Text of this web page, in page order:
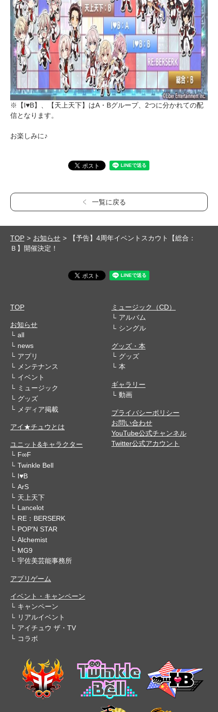
※【I♥B】、【天上天下】はA・Bグループ、2つに分かれての配
信となります。
お楽しみに♪
一覧に戻る
TOP お知らせ
【予告】4周年イベントスカウト【総合：
Ｂ】開催決定！
TOP
お知らせ
all
news
アプリ
メンテナンス
イベント
ミュージック
グッズ
メディア掲載
アイ★チュウとは
ユニット&キャラクター
F∞F
Twinkle Bell
I♥B
ArS
天上天下
Lancelot
RE：BERSERK
POP'N STAR
Alchemist
MG9
宇佐美芸能事務所
アプリゲーム
イベント・キャンペーン
キャンペーン
リアルイベント
アイチュウ ザ・TV
コラボ
ミュージック（CD）
アルバム
シングル
グッズ・本
グッズ
本
ギャラリー
動画
プライバシーポリシー
お問い合わせ
YouTube公式チャンネル
Twitter公式アカウント